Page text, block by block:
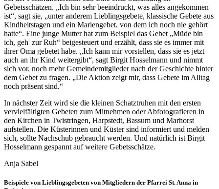
Gebetsschätzen. „Ich bin sehr beeindruckt, was alles angekommen
ist“, sagt sie, „unter anderem Lieblingsgebete, klassische Gebete aus
Kindheitstagen und ein Mariengebet, von dem ich noch nie gehört
hatte“. Eine junge Mutter hat zum Beispiel das Gebet „Müde bin
ich, geh' zur Ruh“ beigesteuert und erzählt, dass sie es immer mit
ihrer Oma gebetet habe. „Ich kann mir vorstellen, dass sie es jetzt
auch an ihr Kind weitergibt“, sagt Birgit Hosselmann und nimmt
sich vor, noch mehr Gemeindemitglieder nach der Geschichte hinter
dem Gebet zu fragen. „Die Aktion zeigt mir, dass Gebete im Alltag
noch präsent sind.“
In nächster Zeit wird sie die kleinen Schatztruhen mit den ersten
vervielfältigten Gebeten zum Mitnehmen oder Abfotografieren in
den Kirchen in Twistringen, Harpstedt, Bassum und Marhorst
aufstellen. Die Küsterinnen und Küster sind informiert und melden
sich, sollte Nachschub gebraucht werden. Und natürlich ist Birgit
Hosselmann gespannt auf weitere Gebetsschätze.
Anja Sabel
Beispiele von Lieblingsgebeten von Mitgliedern der Pfarrei St. Anna in